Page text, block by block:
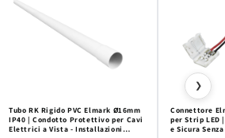
Tubo RK Rigido PVC Elmark Ø16mm
IP40 | Condotto Protettivo per Cavi
Elettrici a Vista - Installazioni
Connettore
per Strip LED
e Sicura
❯